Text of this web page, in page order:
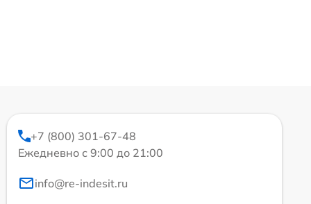
+7 (800) 301-67-48
Ежедневно с 9:00 до 21:00
info@re-indesit.ru